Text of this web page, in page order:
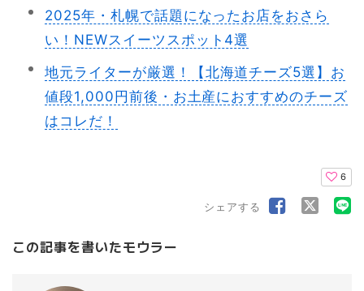
2025年・札幌で話題になったお店をおさら
い！NEWスイーツスポット4選
地元ライターが厳選！【北海道チーズ5選】お
値段1,000円前後・お土産におすすめのチーズ
はコレだ！
6
シェアする
この記事を書いたモウラー